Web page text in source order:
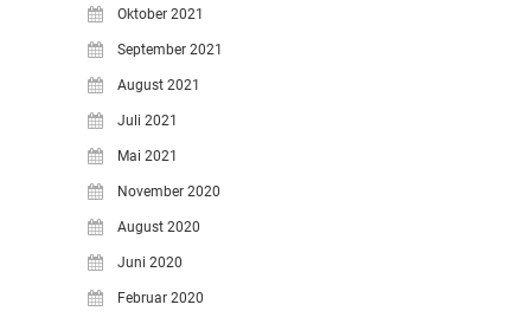
Oktober 2021
September 2021
August 2021
Juli 2021
Mai 2021
November 2020
August 2020
Juni 2020
Februar 2020